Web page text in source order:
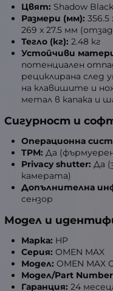
Цвят: Shadow Black
Размери (мм):
269 x 27.5 мм
Тегло (кг): 2.48 кг
Устойчиви
потенциален
рециклирана след
на клавишите и
метал в капака и
Сигурност и
Операционна
TPM: Да
Privacy shutter: Да
камерата)
Допълнителна
сензор
Модел и
Марка: HP
Серия: OMEN MAX
Модел: OMEN MAX
Модел/Part
Гаранция: 24